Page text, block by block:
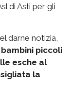
di Asti per gli
darne notizia,
piccoli
esche al
la